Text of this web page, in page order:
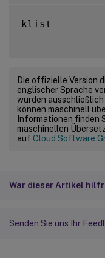
klist
Die offizielle Version
englischer Sprache
wurden
können maschinell
Informationen finden
maschinellen
auf Cloud Software
War dieser Artikel
Senden Sie uns Ihr